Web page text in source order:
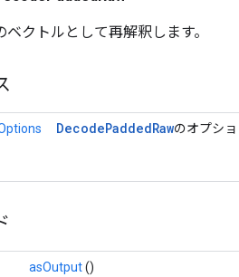
クトルとして再解釈します。
DecodePaddedRawのオプシ
asOutput()